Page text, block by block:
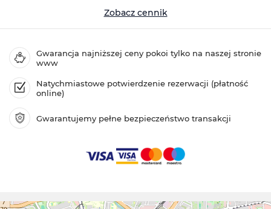
Zobacz cennik
Gwarancja najniższej ceny pokoi tylko na naszej stronie
www
Natychmiastowe potwierdzenie rezerwacji (płatność
online)
Gwarantujemy pełne bezpieczeństwo transakcji